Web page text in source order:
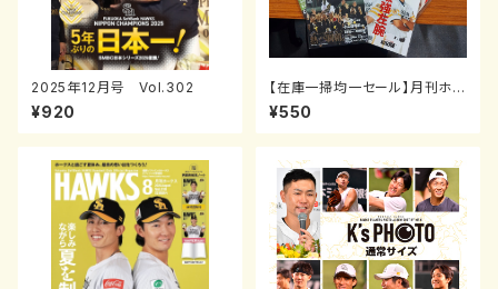
2025年12月号 Vol.302
¥920
【在庫一掃均一セール】月刊ホー
クス2010年1～12月号
¥550